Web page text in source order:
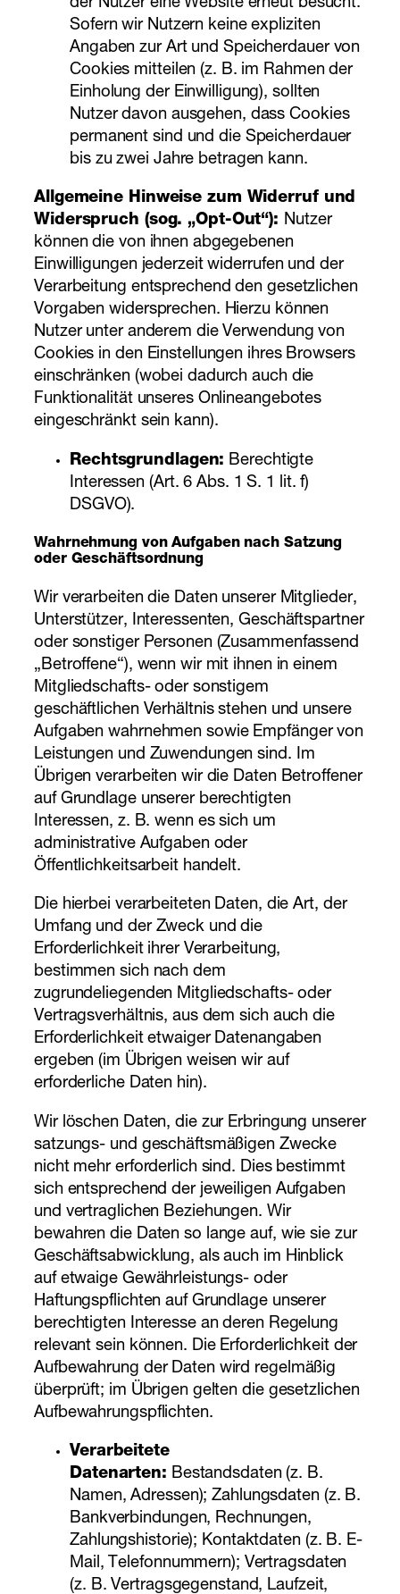
Sofern wir Nutzern keine expliziten
Angaben zur Art und Speicherdauer von
Cookies mitteilen (z. B. im Rahmen der
Einholung der Einwilligung), sollten
Nutzer davon ausgehen, dass Cookies
permanent sind und die Speicherdauer
bis zu zwei Jahre betragen kann.
Allgemeine Hinweise zum Widerruf und
Widerspruch (sog. „Opt-Out“): Nutzer
können die von ihnen abgegebenen
Einwilligungen jederzeit widerrufen und der
Verarbeitung entsprechend den gesetzlichen
Vorgaben widersprechen. Hierzu können
Nutzer unter anderem die Verwendung von
Cookies in den Einstellungen ihres Browsers
einschränken (wobei dadurch auch die
Funktionalität unseres Onlineangebotes
eingeschränkt sein kann).
Rechtsgrundlagen: Berechtigte
Interessen (Art. 6 Abs. 1 S. 1 lit. f)
DSGVO).
Wahrnehmung von Aufgaben nach Satzung
oder Geschäftsordnung
Wir verarbeiten die Daten unserer Mitglieder,
Unterstützer, Interessenten, Geschäftspartner
oder sonstiger Personen (Zusammenfassend
„Betroffene“), wenn wir mit ihnen in einem
Mitgliedschafts- oder sonstigem
geschäftlichen Verhältnis stehen und unsere
Aufgaben wahrnehmen sowie Empfänger von
Leistungen und Zuwendungen sind. Im
Übrigen verarbeiten wir die Daten Betroffener
auf Grundlage unserer berechtigten
Interessen, z. B. wenn es sich um
administrative Aufgaben oder
Öffentlichkeitsarbeit handelt.
Die hierbei verarbeiteten Daten, die Art, der
Umfang und der Zweck und die
Erforderlichkeit ihrer Verarbeitung,
bestimmen sich nach dem
zugrundeliegenden Mitgliedschafts- oder
Vertragsverhältnis, aus dem sich auch die
Erforderlichkeit etwaiger Datenangaben
ergeben (im Übrigen weisen wir auf
erforderliche Daten hin).
Wir löschen Daten, die zur Erbringung unserer
satzungs- und geschäftsmäßigen Zwecke
nicht mehr erforderlich sind. Dies bestimmt
sich entsprechend der jeweiligen Aufgaben
und vertraglichen Beziehungen. Wir
bewahren die Daten so lange auf, wie sie zur
Geschäftsabwicklung, als auch im Hinblick
auf etwaige Gewährleistungs- oder
Haftungspflichten auf Grundlage unserer
berechtigten Interesse an deren Regelung
relevant sein können. Die Erforderlichkeit der
Aufbewahrung der Daten wird regelmäßig
überprüft; im Übrigen gelten die gesetzlichen
Aufbewahrungspflichten.
Verarbeitete
Datenarten: Bestandsdaten (z. B.
Namen, Adressen); Zahlungsdaten (z. B.
Bankverbindungen, Rechnungen,
Zahlungshistorie); Kontaktdaten (z. B. E-
Mail, Telefonnummern); Vertragsdaten
(z. B. Vertragsgegenstand, Laufzeit,